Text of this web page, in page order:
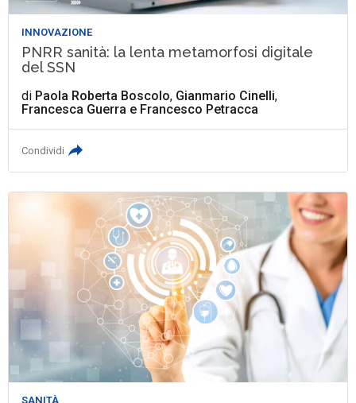
INNOVAZIONE
PNRR sanità: la lenta metamorfosi digitale
del SSN
di Paola Roberta Boscolo, Gianmario Cinelli,
Francesca Guerra e Francesco Petracca
Condividi
SANITÀ